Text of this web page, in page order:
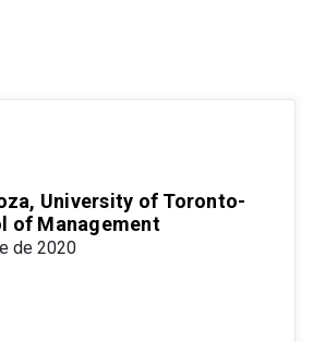
University of Toronto-
of Management
de 2020